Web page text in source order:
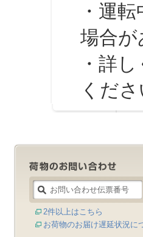
・運転
場合が
・詳し
くださ
2件以上はこちら
お荷物のお届け遅延状況に